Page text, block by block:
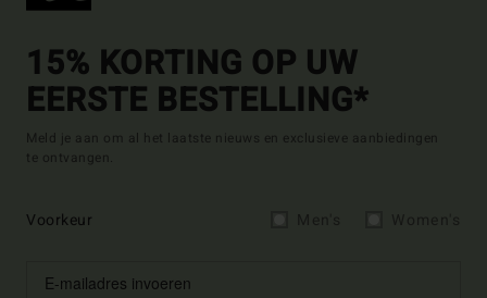
15% KORTING OP UW
EERSTE BESTELLING*
Meld je aan om al het laatste nieuws en exclusieve aanbiedingen
te ontvangen.
Voorkeur